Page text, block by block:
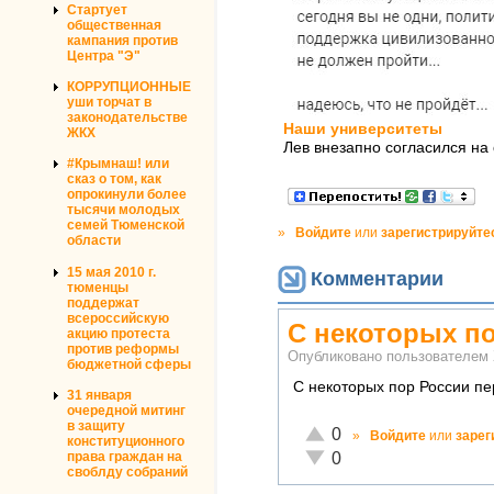
Стартует
общественная
кампания против
Центра "Э"
КОРРУПЦИОННЫЕ
уши торчат в
законодательстве
ЖКХ
#Крымнаш! или
сказ о том, как
опрокинули более
тысячи молодых
семей Тюменской
области
15 мая 2010 г.
тюменцы
поддержат
всероссийскую
акцию протеста
против реформы
бюджетной сферы
31 января
очередной митинг
в защиту
конституционного
права граждан на
своблду собраний
Наши университеты
Лев внезапно согласился на
» Войдите или
Комментарии
С некоторых
Опубликовано пользователем
С некоторых пор России
Отлично!
0
Неадекватно!
0
» Войдите или